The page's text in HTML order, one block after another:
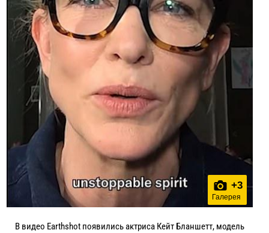
+3
Галерея
В видео Earthshot появились актриса Кейт Бланшетт, модель